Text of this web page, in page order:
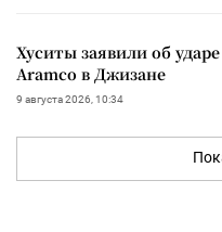
Хуситы заявили об
Aramco в Джизане
9 августа 2026, 10:34